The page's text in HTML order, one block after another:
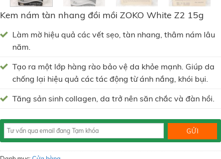
Kem nám tàn nhang đồi mồi ZOKO White Z2 15g
Làm mờ hiệu quả các vết sẹo, tàn nhang, thâm nám lâu
năm.
Tạo ra một lớp hàng rào bảo vệ da khỏe mạnh. Giúp da
chống lại hiệu quả các tác động từ ánh nắng, khói bụi.
Tăng sản sinh collagen, da trở nên săn chắc và đàn hồi.